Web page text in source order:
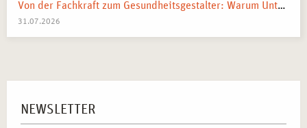
Von der Fachkraft zum Gesundheitsgestalter: Warum Unternehmen 2026 Business Health Coaches brauchen
31.07.2026
NEWSLETTER